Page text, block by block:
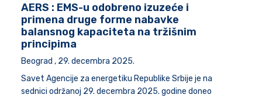
AERS : EMS-u odobreno izuzeće i
primena druge forme nabavke
balansnog kapaciteta na tržišnim
principima
Beograd , 29. decembra 2025.
Savet Agencije za energetiku Republike Srbije je na
sednici održanoj 29. decembra 2025. godine doneo